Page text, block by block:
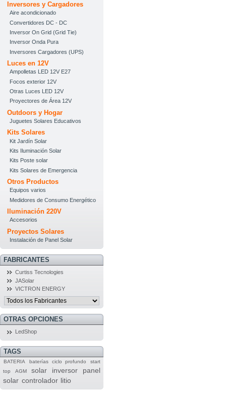
Inversores y Cargadores
Aire acondicionado
Convertidores DC - DC
Inversor On Grid (Grid Tie)
Inversor Onda Pura
Inversores Cargadores (UPS)
Luces en 12V
Ampolletas LED 12V E27
Focos exterior 12V
Otras Luces LED 12V
Proyectores de Área 12V
Outdoors y Hogar
Juguetes Solares Educativos
Kits Solares
Kit Jardín Solar
Kits Iluminación Solar
Kits Poste solar
Kits Solares de Emergencia
Otros Productos
Equipos varios
Medidores de Consumo Energético
Iluminación 220V
Accesorios
Proyectos Solares
Instalación de Panel Solar
FABRICANTES
Curtiss Tecnologies
JASolar
VICTRON ENERGY
OTRAS OPCIONES
LedShop
TAGS
BATERIA baterías ciclo profundo
start
top
AGM solar inversor
panel
solar controlador litio